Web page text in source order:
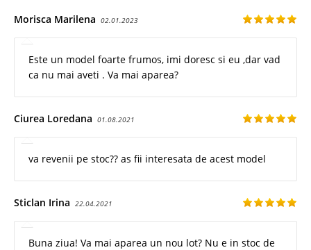
Morisca Marilena 02.01.2023
Este un model foarte frumos, imi doresc si eu ,dar vad
ca nu mai aveti . Va mai aparea?
Ciurea Loredana 01.08.2021
va revenii pe stoc?? as fii interesata de acest model
Sticlan Irina 22.04.2021
Buna ziua! Va mai aparea un nou lot? Nu e in stoc de